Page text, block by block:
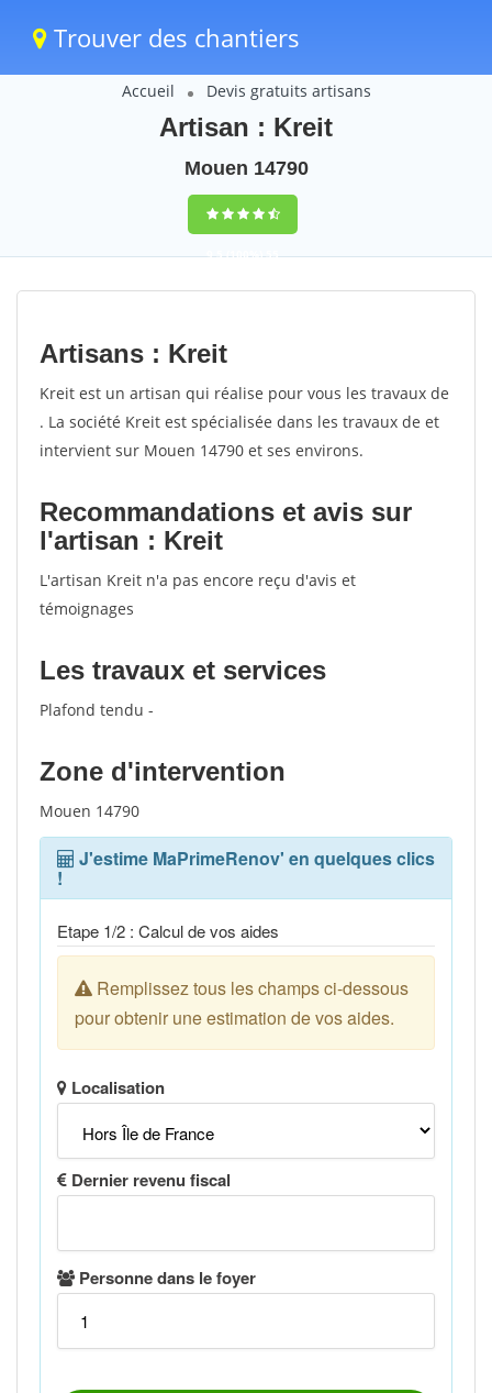
Trouver des chantiers
Accueil Devis gratuits artisans
Artisan : Kreit
Mouen 14790
9,5(100%)55
votes
Artisans : Kreit
Kreit est un artisan qui réalise pour vous les travaux de
. La société Kreit est spécialisée dans les travaux de et
intervient sur Mouen 14790 et ses environs.
Recommandations et avis sur
l'artisan : Kreit
L'artisan Kreit n'a pas encore reçu d'avis et
témoignages
Les travaux et services
Plafond tendu -
Zone d'intervention
Mouen 14790